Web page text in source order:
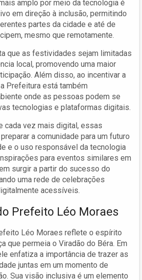
amplo por meio da tecnologia é
em direção à inclusão, permitindo
partes da cidade e até de
mesmo que remotamente.
que as festividades sejam limitadas
local, promovendo uma maior
Além disso, ao incentivar a
Prefeitura está também
onde as pessoas podem se
tecnologias e plataformas digitais.
cada vez mais digital, essas
a comunidade para um futuro
e o uso responsável da tecnologia
para eventos similares em
surgir a partir do sucesso do
uma rede de celebrações
acessíveis.
Prefeito Léo Moraes
Léo Moraes reflete o espírito
que permeia o Viradão do Béra. Em
enfatiza a importância de trazer as
juntas em um momento de
Sua visão inclusiva é um elemento